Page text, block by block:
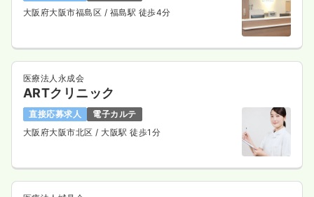
大阪府大阪市福島区 / 福島駅 徒歩4分
医療法人永成会
ARTクリニック
直接応募求人
電子カルテ
大阪府大阪市北区/ 大阪駅 徒歩1分